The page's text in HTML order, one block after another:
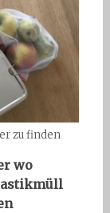
zu finden
wo